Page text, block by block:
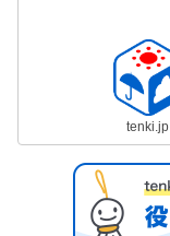
tenki.jp